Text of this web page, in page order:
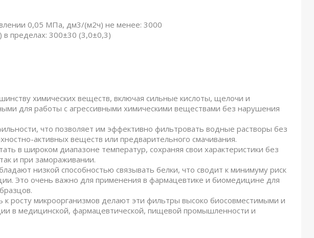
0,05 МПа, дм3/(м2ч) не менее: 3000
в пределах: 300±30 (3,0±0,3)
химических веществ, включая сильные кислоты, щелочи и
для работы с агрессивными химическими веществами без нарушения
что позволяет им эффективно фильтровать водные растворы без
активных веществ или предварительного смачивания.
в широком диапазоне температур, сохраняя свои характеристики без
и при замораживании.
низкой способностью связывать белки, что сводит к минимуму риск
Это очень важно для применения в фармацевтике и биомедицине для
росту микроорганизмов делают эти фильтры высоко биосовместимыми и
в медицинской, фармацевтической, пищевой промышленности и